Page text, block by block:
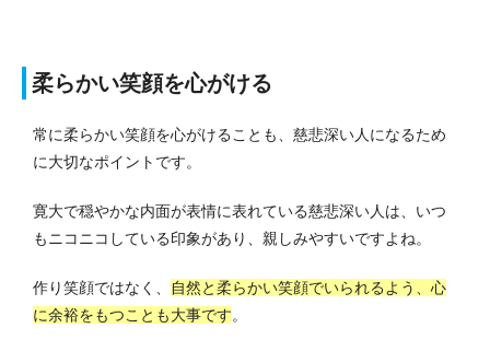
柔らかい笑顔を心がける
常に柔らかい笑顔を心がけることも、慈悲深い人になるため
に大切なポイントです。
寛大で穏やかな内面が表情に表れている慈悲深い人は、いつ
もニコニコしている印象があり、親しみやすいですよね。
作り笑顔ではなく、
自然と柔らかい笑顔でいられるよう、心
に余裕をもつことも大事です。